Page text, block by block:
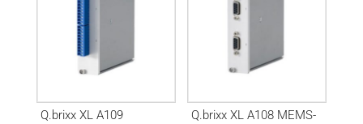
Q.brixx XL A109
Q.brixx XL A108 MEMS-